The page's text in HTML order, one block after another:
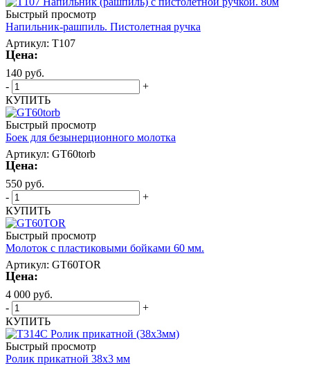
Быстрый просмотр
Напильник-рашпиль. Пистолетная ручка
Артикул: T107
Цена:
140 руб.
-
+
КУПИТЬ
Быстрый просмотр
Боек для безынерционного молотка
Артикул: GT60torb
Цена:
550 руб.
-
+
КУПИТЬ
Быстрый просмотр
Молоток с пластиковыми бойками 60 мм.
Артикул: GT60TOR
Цена:
4 000 руб.
-
+
КУПИТЬ
Быстрый просмотр
Ролик прикатной 38х3 мм